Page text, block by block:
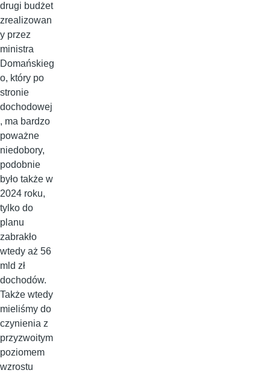
drugi budżet
zrealizowan
y przez
ministra
Domańskieg
o, który po
stronie
dochodowej
, ma bardzo
poważne
niedobory,
podobnie
było także w
2024 roku,
tylko do
planu
zabrakło
wtedy aż 56
mld zł
dochodów.
Także wtedy
mieliśmy do
czynienia z
przyzwoitym
poziomem
wzrostu